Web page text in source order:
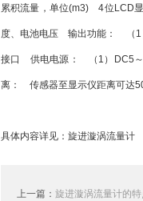
累积流量，单位(m3) 4位LCD
度、电池电压 输出功能： （1
接口 供电电源： （1）DC5～
离： 传感器至显示仪距离可达
具体内容详见： 旋进漩涡流量计
上一篇： 旋进漩涡流量计的